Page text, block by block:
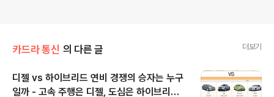
카드라 통신 의 다른 글 더보기
디젤 vs 하이브리드 연비 경쟁의 승자는 누구
일까 - 고속 주행은 디젤, 도심은 하이브리드